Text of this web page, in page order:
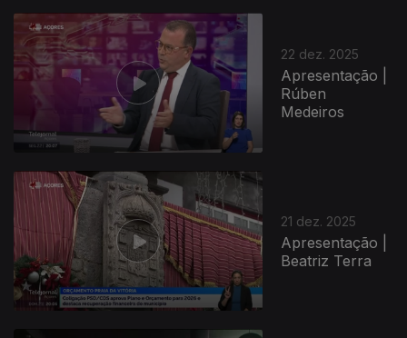
22 dez. 2025
Apresentação |
Rúben
Medeiros
21 dez. 2025
Apresentação |
Beatriz Terra
897519